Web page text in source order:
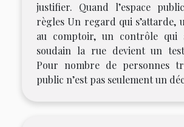
justifier. Quand l’espace
règles Un regard qui s’attarde,
au comptoir, un contrôle qui
soudain la rue devient un
Pour nombre de personnes
public n’est pas seulement un